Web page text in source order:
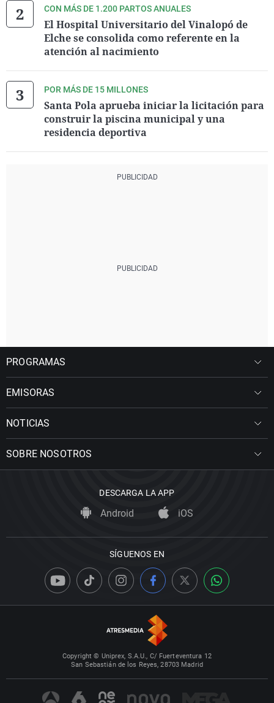
CON MÁS DE 1.200 PARTOS ANUALES
El Hospital Universitario del Vinalopó de
Elche se consolida como referente en la
atención al nacimiento
POR MÁS DE 15 MILLONES
Santa Pola aprueba iniciar la licitación para
construir la piscina municipal y una
residencia deportiva
PROGRAMAS
EMISORAS
NOTICIAS
SOBRE NOSOTROS
DESCARGA LA APP
Android iOS
SÍGUENOS EN
Copyright © Uniprex, S.A.U., C/ Fuerteventura 12
San Sebastián de los Reyes, 28703 Madrid